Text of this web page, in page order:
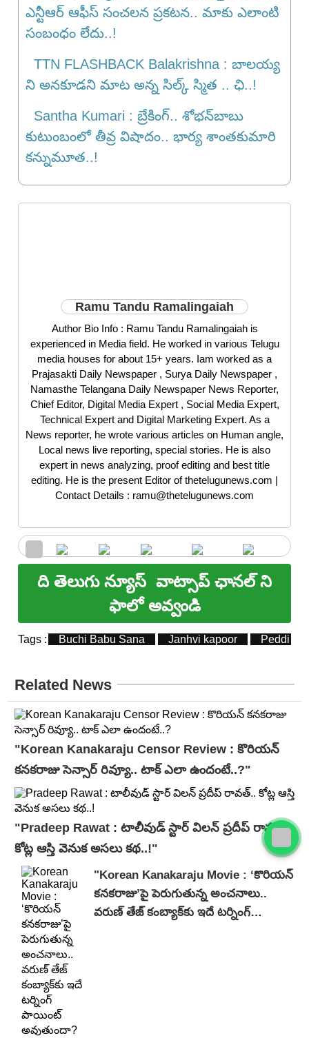
ఎన్టీఆర్ ఆఫీస్ సంచలన ప్రకటన.. మాకు ఎలాంటి
సంబంధం లేదు..!
TTN FLASHBACK Balakrishna : బాలయ్య
ని అనకూడని మాట అన్న సిల్క్ స్మిత .. ఛి..!
Santha Kumari : బ్రేకింగ్‌.. శోభన్‌బాబు
కుటుంబంలో తీవ్ర విషాదం.. భార్య శాంతకుమారి
కన్నుమూత..!
Ramu Tandu Ramalingaiah
Author Bio Info : Ramu Tandu Ramalingaiah is
experienced in Media field. He worked in various Telugu
media houses for about 15+ years. Iam worked as a
Prajasakti Daily Newspaper , Surya Daily Newspaper ,
Namasthe Telangana Daily Newspaper News Reporter,
Chief Editor, Digital Media Expert , Social Media Expert,
Technical Expert and Digital Marketing Expert. As a
News reporter, he wrote various articles on Human angle,
Local news live reporting, special stories. He is also
expert in news analyzing, proof editing and best title
editing. He is the present Editor of thetelugunews.com |
Contact Details : ramu@thetelugunews.com
ది తెలుగు న్యూస్ వాట్సాప్ ఛానల్ ని
ఫాలో అవ్వండి
Tags : Buchi Babu Sana Janhvi kapoor Peddi
Related News
"Korean Kanakaraju Censor Review : కొరియన్
కనకరాజు సెన్సార్ రివ్యూ.. టాక్ ఎలా ఉందంటే..?"
"Pradeep Rawat : టాలీవుడ్ స్టార్ విలన్ ప్రదీప్ రావత్..
కోట్ల ఆస్తి వెనుక అసలు కథ..!"
"Korean Kanakaraju Movie : ‘కొరియన్
కనకరాజు’పై పెరుగుతున్న అంచనాలు..
వరుణ్ తేజ్ కంబ్యాక్‌కు ఇదే టర్నింగ్